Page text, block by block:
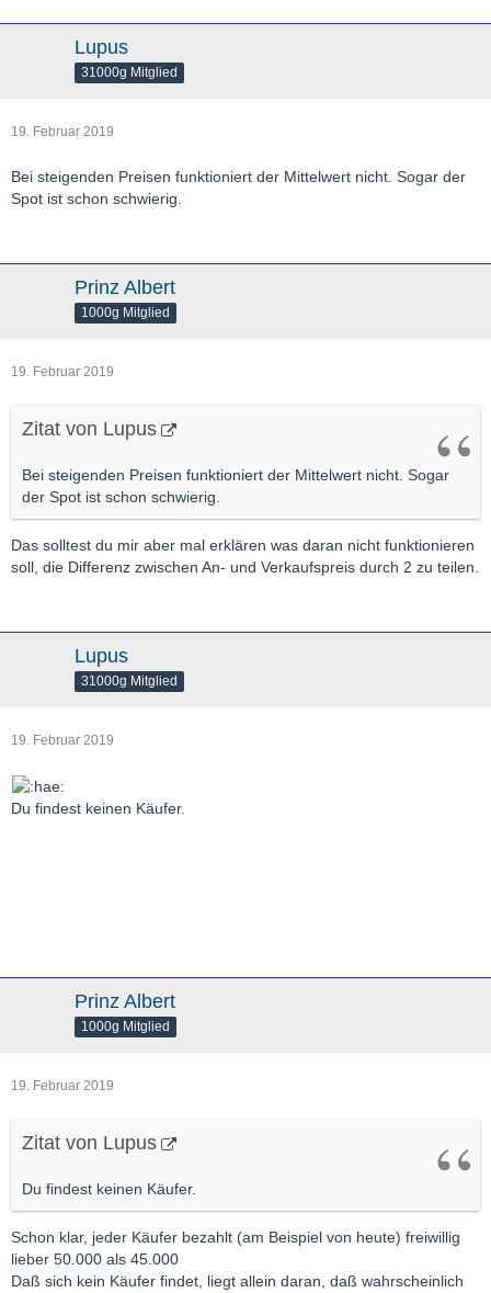
Lupus
31000g Mitglied
19. Februar 2019
Bei steigenden Preisen funktioniert der Mittelwert nicht. Sogar der
Spot ist schon schwierig.
Prinz Albert
1000g Mitglied
19. Februar 2019
Zitat von Lupus
Bei steigenden Preisen funktioniert der Mittelwert nicht. Sogar
der Spot ist schon schwierig.
Das solltest du mir aber mal erklären was daran nicht funktionieren
soll, die Differenz zwischen An- und Verkaufspreis durch 2 zu teilen.
Lupus
31000g Mitglied
19. Februar 2019
Du findest keinen Käufer.
Prinz Albert
1000g Mitglied
19. Februar 2019
Zitat von Lupus
Du findest keinen Käufer.
Schon klar, jeder Käufer bezahlt (am Beispiel von heute) freiwillig
lieber 50.000 als 45.000
Daß sich kein Käufer findet, liegt allein daran, daß wahrscheinlich